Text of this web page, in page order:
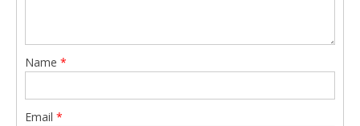
Name *
Email *